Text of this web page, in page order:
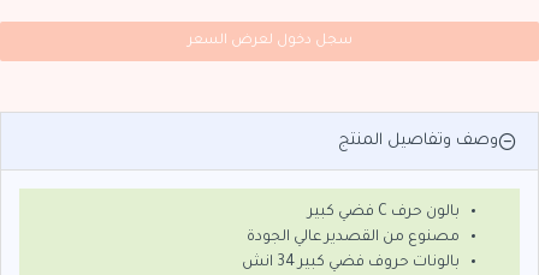
سجل دخول لعرض السعر
وصف وتفاصيل المنتج
بالون حرف C فضي كبير
مصنوع من القصدير عالي الجودة
بالونات حروف فضي كبير 34 انش